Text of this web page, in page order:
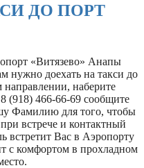
ДО ПОРТ
«Витязево» Анапы
нужно доехать на такси до
наберите
(918) 466-66-69 сообщите
Фамилию для того, чтобы
встрече и контактный
встретит Вас в Аэропорту
с комфортом в прохладном